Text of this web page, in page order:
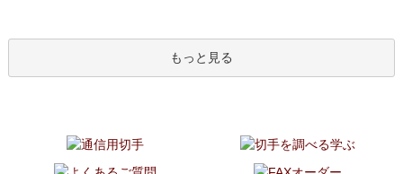
もっと見る